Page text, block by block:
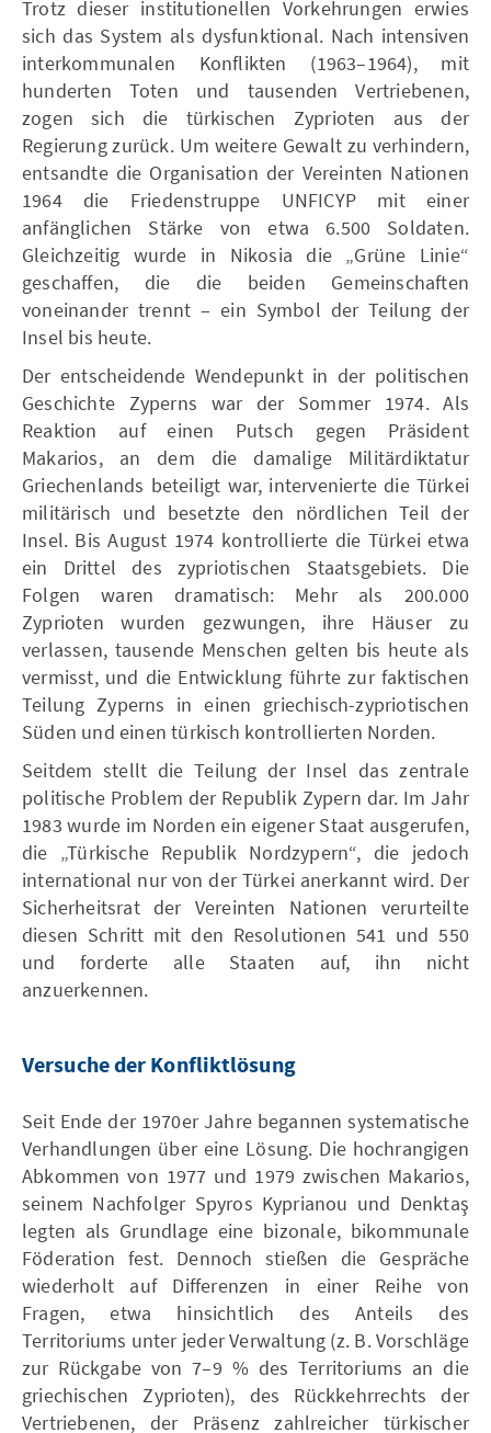
Trotz dieser institutionellen Vorkehrungen erwies
sich das System als dysfunktional. Nach intensiven
interkommunalen Konflikten (1963–1964), mit
hunderten Toten und tausenden Vertriebenen,
zogen sich die türkischen Zyprioten aus der
Regierung zurück. Um weitere Gewalt zu verhindern,
entsandte die Organisation der Vereinten Nationen
1964 die Friedenstruppe UNFICYP mit einer
anfänglichen Stärke von etwa 6.500 Soldaten.
Gleichzeitig wurde in Nikosia die „Grüne Linie“
geschaffen, die die beiden Gemeinschaften
voneinander trennt – ein Symbol der Teilung der
Insel bis heute.
Der entscheidende Wendepunkt in der politischen
Geschichte Zyperns war der Sommer 1974. Als
Reaktion auf einen Putsch gegen Präsident
Makarios, an dem die damalige Militärdiktatur
Griechenlands beteiligt war, intervenierte die Türkei
militärisch und besetzte den nördlichen Teil der
Insel. Bis August 1974 kontrollierte die Türkei etwa
ein Drittel des zypriotischen Staatsgebiets. Die
Folgen waren dramatisch: Mehr als 200.000
Zyprioten wurden gezwungen, ihre Häuser zu
verlassen, tausende Menschen gelten bis heute als
vermisst, und die Entwicklung führte zur faktischen
Teilung Zyperns in einen griechisch-zypriotischen
Süden und einen türkisch kontrollierten Norden.
Seitdem stellt die Teilung der Insel das zentrale
politische Problem der Republik Zypern dar. Im Jahr
1983 wurde im Norden ein eigener Staat ausgerufen,
die „Türkische Republik Nordzypern“, die jedoch
international nur von der Türkei anerkannt wird. Der
Sicherheitsrat der Vereinten Nationen verurteilte
diesen Schritt mit den Resolutionen 541 und 550
und forderte alle Staaten auf, ihn nicht
anzuerkennen.
Versuche der Konfliktlösung
Seit Ende der 1970er Jahre begannen systematische
Verhandlungen über eine Lösung. Die hochrangigen
Abkommen von 1977 und 1979 zwischen Makarios,
seinem Nachfolger Spyros Kyprianou und Denktaş
legten als Grundlage eine bizonale, bikommunale
Föderation fest. Dennoch stießen die Gespräche
wiederholt auf Differenzen in einer Reihe von
Fragen, etwa hinsichtlich des Anteils des
Territoriums unter jeder Verwaltung (z. B. Vorschläge
zur Rückgabe von 7–9 % des Territoriums an die
griechischen Zyprioten), des Rückkehrrechts der
Vertriebenen, der Präsenz zahlreicher türkischer